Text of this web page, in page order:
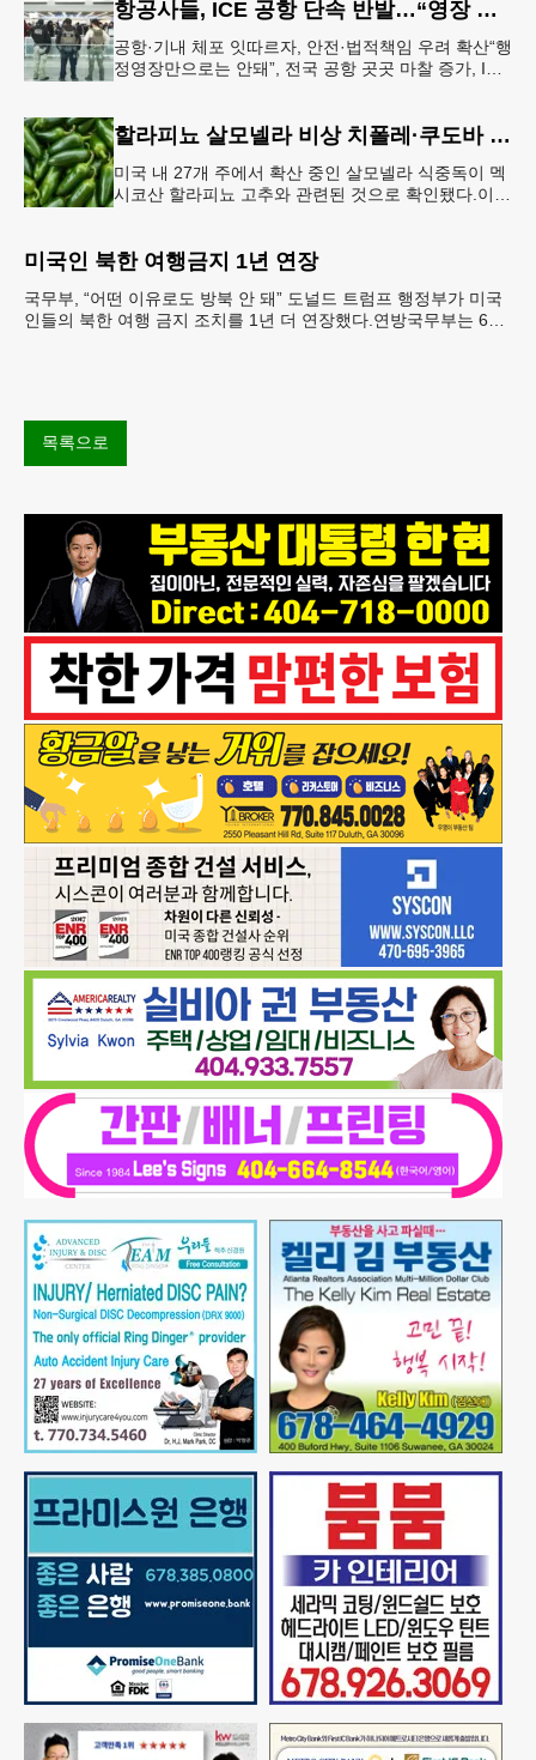
항공사들, ICE 공항 단속 반발…“영장 없인 협조 불가”
공항·기내 체포 잇따르자, 안전·법적책임 우려 확산“행
정영장만으로는 안돼”, 전국 공항 곳곳 마찰 증가, ICE
할라피뇨 살모넬라 비상 치폴레·쿠도바 긴급 회수
미국 내 27개 주에서 확산 중인 살모넬라 식중독이 멕
시코산 할라피뇨 고추와 관련된 것으로 확인됐다.이에
미국인 북한 여행금지 1년 연장
국무부, “어떤 이유로도 방북 안 돼” 도널드 트럼프 행정부가 미국
인들의 북한 여행 금지 조치를 1년 더 연장했다.연방국무부는 6일
목록으로